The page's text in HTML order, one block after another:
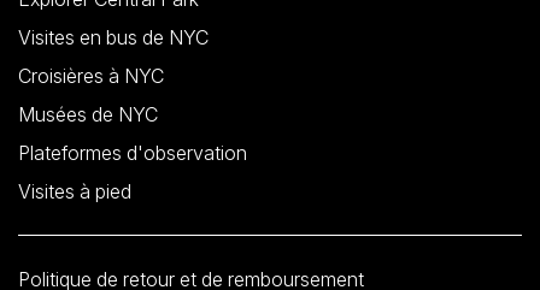
Visites en bus de NYC
Croisières à NYC
Musées de NYC
Plateformes d'observation
Visites à pied
Politique de retour et de remboursement